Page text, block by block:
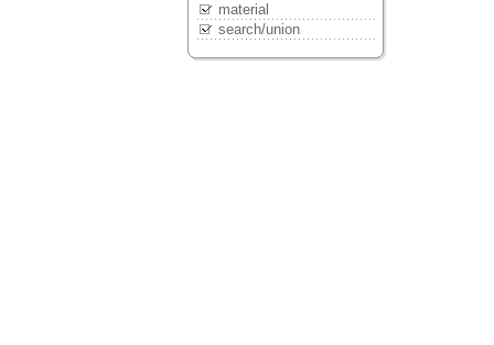
material
search/union